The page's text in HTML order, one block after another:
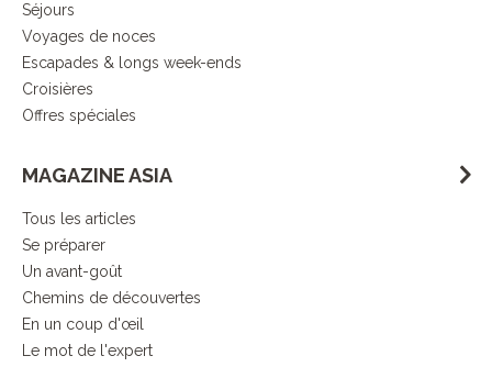
Séjours
Voyages de noces
Escapades & longs week-ends
Croisières
Offres spéciales
MAGAZINE ASIA
Tous les articles
Se préparer
Un avant-goût
Chemins de découvertes
En un coup d'œil
Le mot de l'expert